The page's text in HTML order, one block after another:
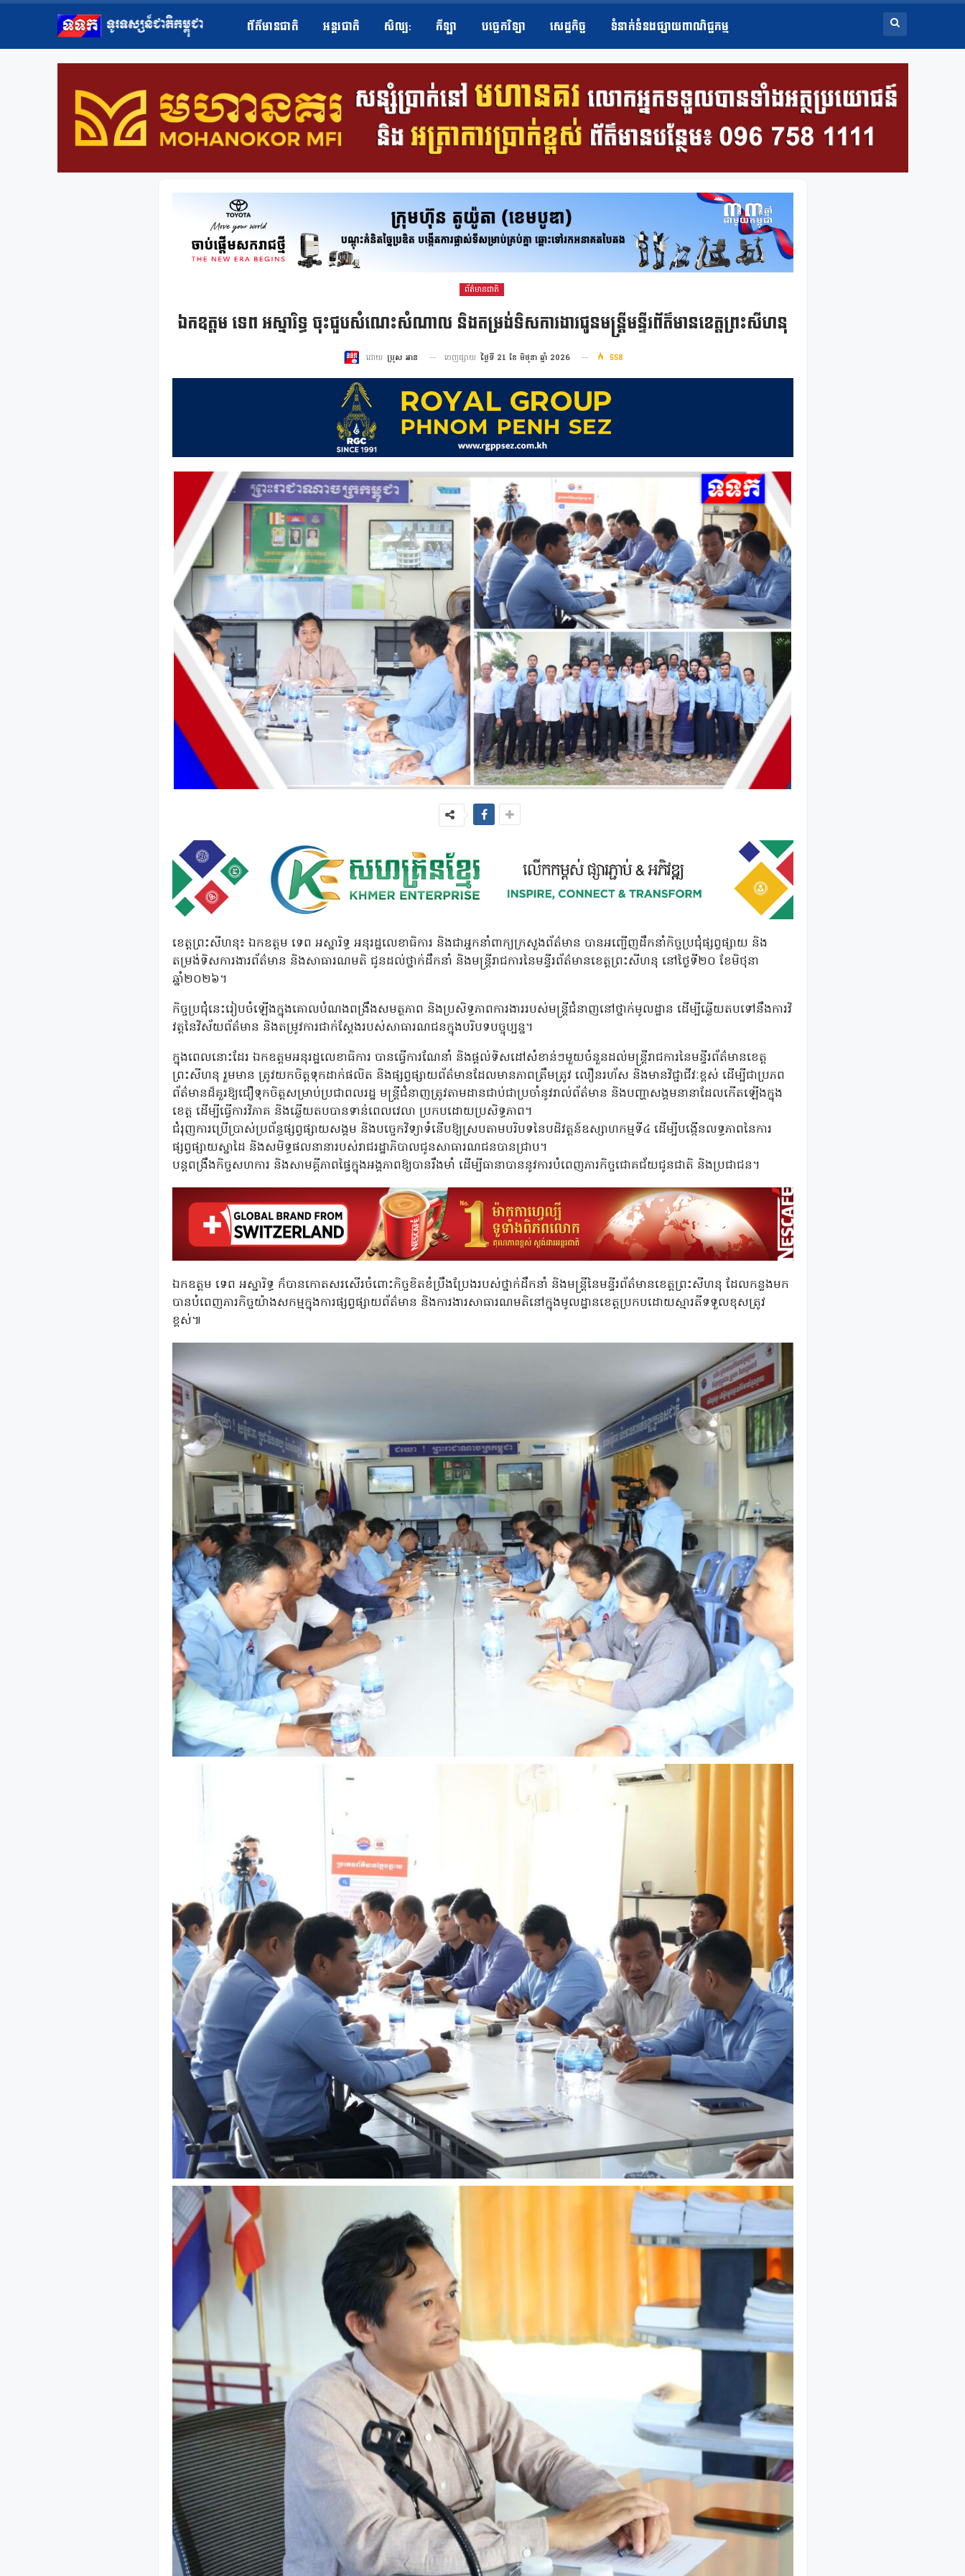
ព័ត៌មានជាតិ អន្តរជាតិ សិល្ប​: កីឡា បច្ចេកវិទ្យា សេដ្ឋកិច្ច ទំនាក់ទំនងផ្សាយពាណិជ្ជកម្ម
ព័ត៌មានជាតិ
ឯកឧត្តម ទេព អស្នារិទ្ធ ចុះជួបសំណេះសំណាល និងតម្រង់ទិសការងារជូនមន្ត្រីមន្ទីរព័ត៌មានខេត្តព្រះសីហនុ
ដោយ ប្រុស អាន ចេញផ្សាយ ថ្ងៃទី 21 ខែ មិថុនា ឆ្នាំ 2026 558
ខេត្តព្រះសីហនុ៖ ឯកឧត្តម ទេព អស្នារិទ្ធ អនុរដ្ឋលេខាធិការ និងជាអ្នកនាំពាក្យក្រសួងព័ត៌មាន បានអញ្ជើញដឹកនាំកិច្ចប្រជុំផ្សព្វផ្សាយ និង
តម្រង់ទិសការងារព័ត៌មាន និងសាធារណមតិ ជូនដល់ថ្នាក់ដឹកនាំ និងមន្ត្រីរាជការនៃមន្ទីរព័ត៌មានខេត្តព្រះសីហនុ នៅថ្ងៃទី២០ ខែមិថុនា
ឆ្នាំ២០២៦។
កិច្ចប្រជុំនេះរៀបចំឡើងក្នុងគោលបំណងពង្រឹងសមត្ថភាព និងប្រសិទ្ធភាពការងាររបស់មន្ត្រីជំនាញនៅថ្នាក់មូលដ្ឋាន ដើម្បីឆ្លើយតបទៅនឹងការវិ
វត្តនៃវិស័យព័ត៌មាន និងតម្រូវការជាក់ស្តែងរបស់សាធារណជនក្នុងបរិបទបច្ចុប្បន្ន។
ក្នុងពេលនោះដែរ ឯកឧត្តមអនុរដ្ឋលេខាធិការ បានធ្វើការណែនាំ និងផ្ដល់ទិសដៅសំខាន់ៗមួយចំនួនដល់មន្ត្រីរាជការនៃមន្ទីរព័ត៌មានខេត្ត
ព្រះសីហនុ រួមមាន ត្រូវយកចិត្តទុកដាក់ផលិត និងផ្សព្វផ្សាយព័ត៌មានដែលមានភាពត្រឹមត្រូវ លឿនរហ័ស និងមានវិជ្ជាជីវៈខ្ពស់ ដើម្បីជាប្រភព
ព័ត៌មានដ៏គួរឱ្យជឿទុកចិត្តសម្រាប់ប្រជាពលរដ្ឋ មន្ត្រីជំនាញត្រូវតាមដានជាប់ជាប្រចាំនូវរាល់ព័ត៌មាន និងបញ្ហាសង្គមនានាដែលកើតឡើងក្នុង
ខេត្ត ដើម្បីធ្វើការវិភាគ និងឆ្លើយតបបានទាន់ពេលវេលា ប្រកបដោយប្រសិទ្ធភាព។
ជំរុញការប្រើប្រាស់ប្រព័ន្ធផ្សព្វផ្សាយសង្គម និងបច្ចេកវិទ្យាទំនើបឱ្យស្របតាមបរិបទនៃបដិវត្តន៍ឧស្សាហកម្មទី៤ ដើម្បីបង្កើនលទ្ធភាពនៃការ
ផ្សព្វផ្សាយស្នាដៃ និងសមិទ្ធផលនានារបស់រាជរដ្ឋាភិបាលជូនសាធារណជនបានជ្រាប។
បន្តពង្រឹងកិច្ចសហការ និងសាមគ្គីភាពផ្ទៃក្នុងអង្គភាពឱ្យបានរឹងមាំ ដើម្បីធានាបាននូវការបំពេញភារកិច្ចជោគជ័យជូនជាតិ និងប្រជាជន។
ឯកឧត្តម ទេព អស្នារិទ្ធ ក៏បានកោតសរសើរចំពោះកិច្ចខិតខំប្រឹងប្រែងរបស់ថ្នាក់ដឹកនាំ និងមន្ត្រីនៃមន្ទីរព័ត៌មានខេត្តព្រះសីហនុ ដែលកន្លងមក
បានបំពេញភារកិច្ចយ៉ាងសកម្មក្នុងការផ្សព្វផ្សាយព័ត៌មាន និងការងារសាធារណមតិនៅក្នុងមូលដ្ឋានខេត្តប្រកបដោយស្មារតីទទួលខុសត្រូវ
ខ្ពស់៕